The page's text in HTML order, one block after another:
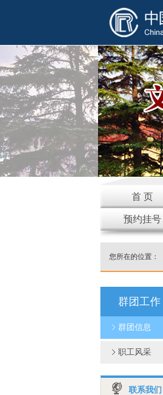
首 页
预约挂号
您所在的位置：
群团工作
群团信息
职工风采
联系我们